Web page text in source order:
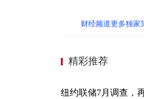
财经频道更多独家
精彩推荐
纽约联储7月调查，